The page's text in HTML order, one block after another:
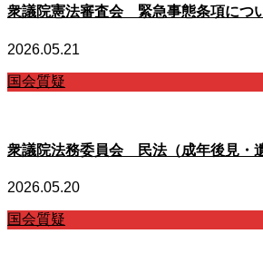
衆議院憲法審査会 緊急事態条項につ
2026.05.21
国会質疑
衆議院法務委員会 民法（成年後見・
2026.05.20
国会質疑